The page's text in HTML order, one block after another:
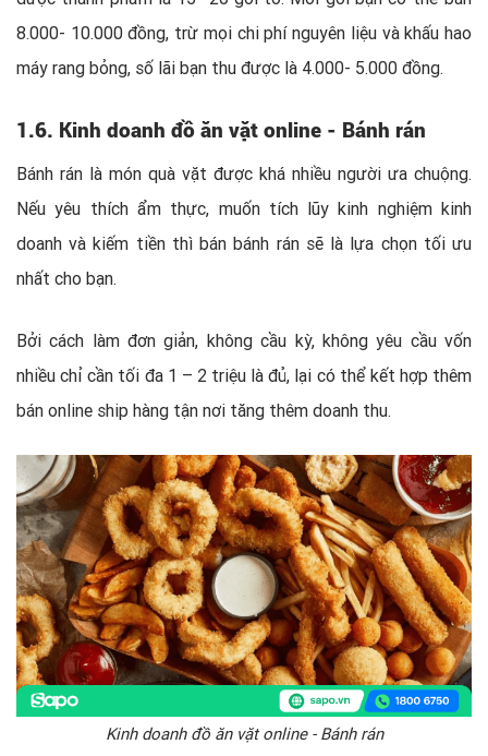
8.000- 10.000 đồng, trừ mọi chi phí nguyên liệu và khấu hao
máy rang bỏng, số lãi bạn thu được là 4.000- 5.000 đồng.
1.6. Kinh doanh đồ ăn vặt online - Bánh rán
Bánh rán là món quà vặt được khá nhiều người ưa chuộng.
Nếu yêu thích ẩm thực, muốn tích lũy kinh nghiệm kinh
doanh và kiếm tiền thì bán bánh rán sẽ là lựa chọn tối ưu
nhất cho bạn.
Bởi cách làm đơn giản, không cầu kỳ, không yêu cầu vốn
nhiều chỉ cần tối đa 1 – 2 triệu là đủ, lại có thể kết hợp thêm
bán online ship hàng tận nơi tăng thêm doanh thu.
Kinh doanh đồ ăn vặt online - Bánh rán